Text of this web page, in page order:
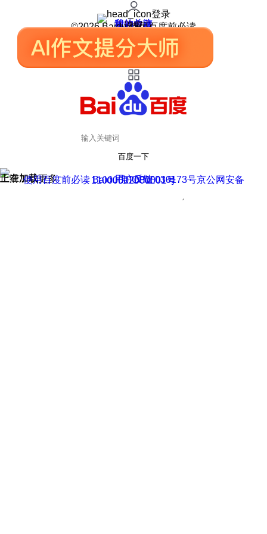
登录
我的关注
我的收藏
皮肤中心
用户反馈
设置
©2026 Baidu 使用百度前必读
百度一下
正在加载
上滑加载更多 用户反馈
使用百度前必读 Baidu 京ICP证030173号
京公网安备11000002000001号